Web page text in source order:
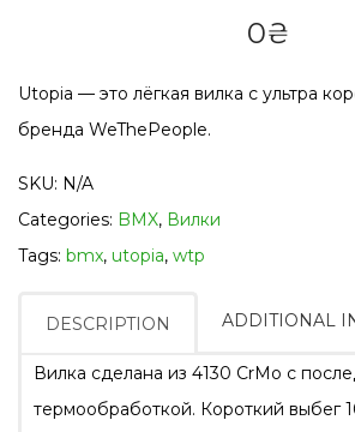
0₴
Utopia — это лёгкая вилка с ультра
бренда WeThePeople.
SKU: N/A
Categories: BMX, Вилки
Tags: bmx, utopia, wtp
DESCRIPTION ADDITIONAL
Вилка сделана из 4130 CrMo c
термообработкой. Короткий выбег